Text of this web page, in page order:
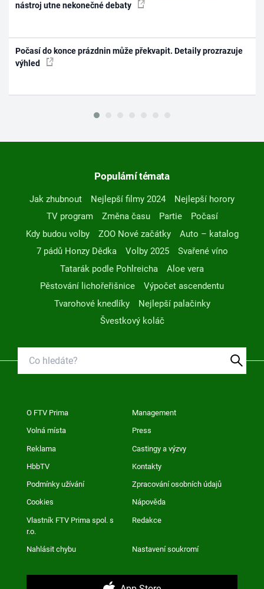
nástroj utne nekonečné debaty
Počasí do konce prázdnin může překvapit. Detaily prozrazuje
výhled
Populární témata
Jak zhubnout Nejlepší filmy 2024
Nejlepší horory
TV program
Změna času Partie
Počasí
Kdy budou volby
ZOO Nové začátky
Auto – katalog
7 pádů Honzy Dědka
Volby 2025
Svařené víno
Tatarák podle Pohlreicha
Aloe vera
Pěstování lichořeřišnice
Výpočet ascendentu
Tvarohové knedlíky
Nejlepší palačinky
Švestkový koláč
O FTV Prima Management
Volná místa Press
Reklama Castingy a výzvy
HbbTV Kontakty
Podmínky užívání Zpracování osobních údajů
Cookies Nápověda
Vlastník FTV Prima spol. s
r.o.
Redakce
Nahlásit chybu Nastavení soukromí